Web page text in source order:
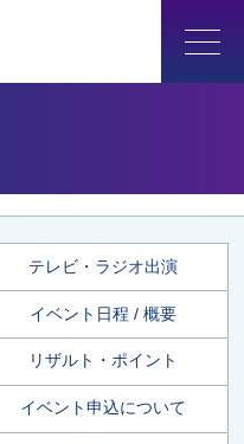
テレビ・ラジオ出演
イベント日程 / 概要
リザルト・ポイント
イベント申込について